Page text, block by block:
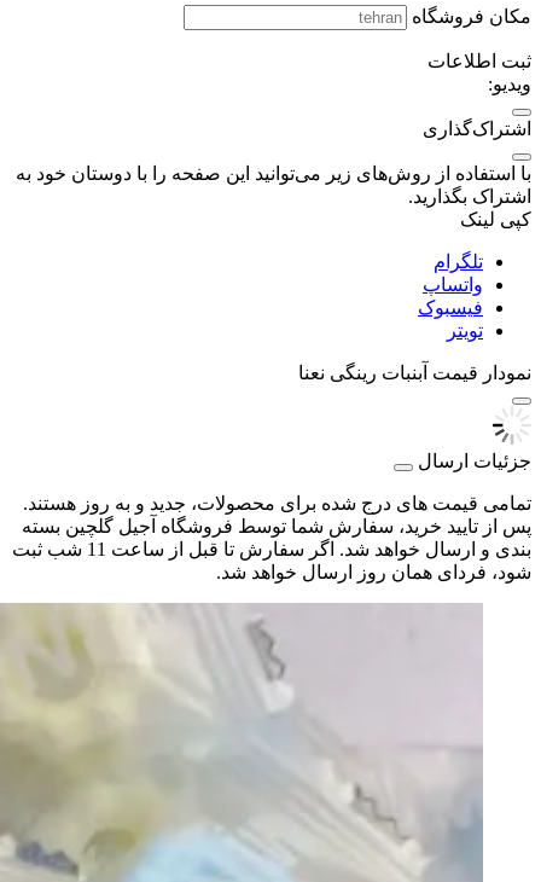
مکان فروشگاه
ثبت اطلاعات
ویدیو:
اشتراک‌گذاری
با استفاده از روش‌های زیر می‌توانید این صفحه را با دوستان خود به
اشتراک بگذارید.
کپی لینک
تلگرام
واتساپ
فیسبوک
تویتر
نمودار قیمت آبنبات رینگی نعنا
جزئیات ارسال
تمامی قیمت های درج شده برای محصولات، جدید و به روز هستند.
پس از تایید خرید، سفارش شما توسط فروشگاه آجیل گلچین بسته
بندی و ارسال خواهد شد. اگر سفارش تا قبل از ساعت 11 شب ثبت
شود، فردای همان روز ارسال خواهد شد.